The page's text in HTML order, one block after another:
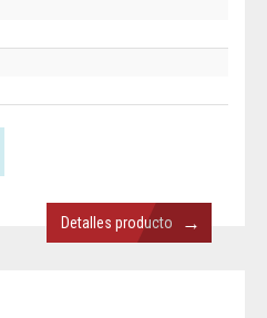
Detalles producto →